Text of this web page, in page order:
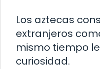
Los aztecas
extranjeros
mismo tiempo
curiosidad.